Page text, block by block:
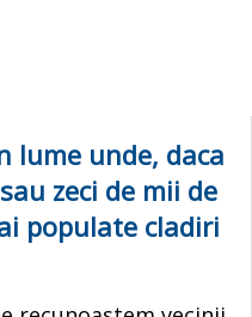
lume unde, daca
zeci de mii de
populate cladiri